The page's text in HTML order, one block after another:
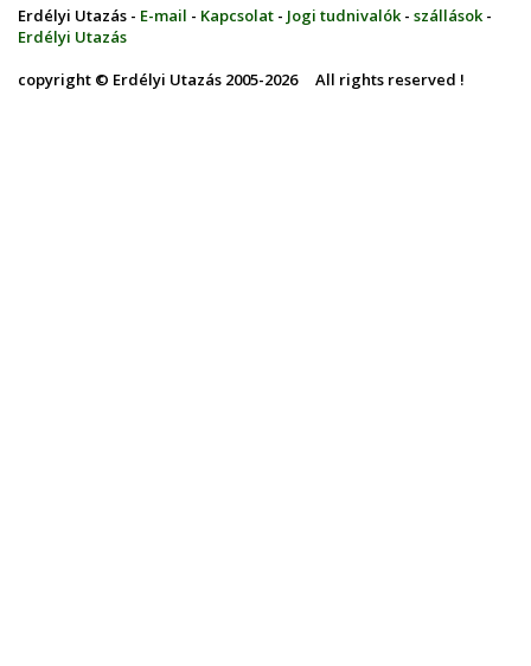
Erdélyi Utazás - E-mail - Kapcsolat - Jogi tudnivalók- szállások-
Erdélyi Utazás
copyright © Erdélyi Utazás 2005-2026 All rights reserved !